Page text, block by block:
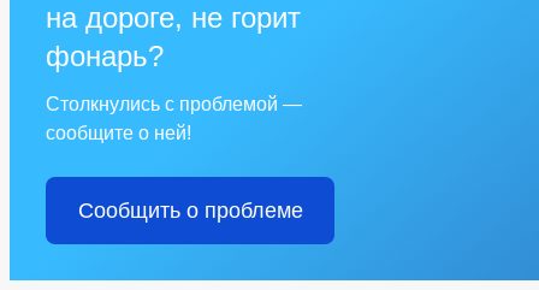
на дороге, не горит
фонарь?
Столкнулись с проблемой —
сообщите о ней!
Сообщить о проблеме